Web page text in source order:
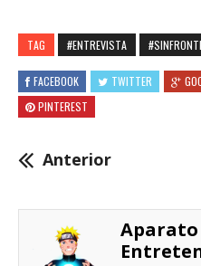
TAG #ENTREVISTA
FACEBOOK TWITTER
PINTEREST
Anterior
Aparato